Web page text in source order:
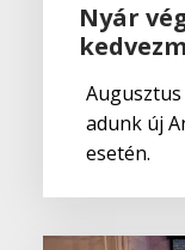
Nyár
adunk új
esetén.